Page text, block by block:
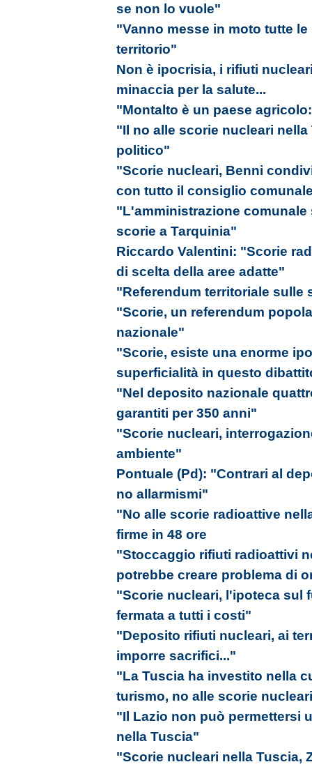
se non lo vuole"
"Vanno messe in moto tutte
territorio"
Non è ipocrisia, i rifiuti
minaccia per la salute...
"Montalto è un paese
"Il no alle scorie nucleari
politico"
"Scorie nucleari, Benni
con tutto il consiglio
"L'amministrazione comunale
scorie a Tarquinia"
Riccardo Valentini: "Scorie
di scelta della aree adatte"
"Referendum territoriale sulle
"Scorie, un referendum
nazionale"
"Scorie, esiste una enorme
superficialità in questo
"Nel deposito nazionale
garantiti per 350 anni"
"Scorie nucleari,
ambiente"
Pontuale (Pd): "Contrari al
no allarmismi"
"No alle scorie radioattive
firme in 48 ore
"Stoccaggio rifiuti radioattivi
potrebbe creare problema di
"Scorie nucleari, l'ipoteca sul
fermata a tutti i costi"
"Deposito rifiuti nucleari, ai
imporre sacrifici..."
"La Tuscia ha investito nella
turismo, no alle scorie
"Il Lazio non può permettersi
nella Tuscia"
"Scorie nucleari nella Tuscia,